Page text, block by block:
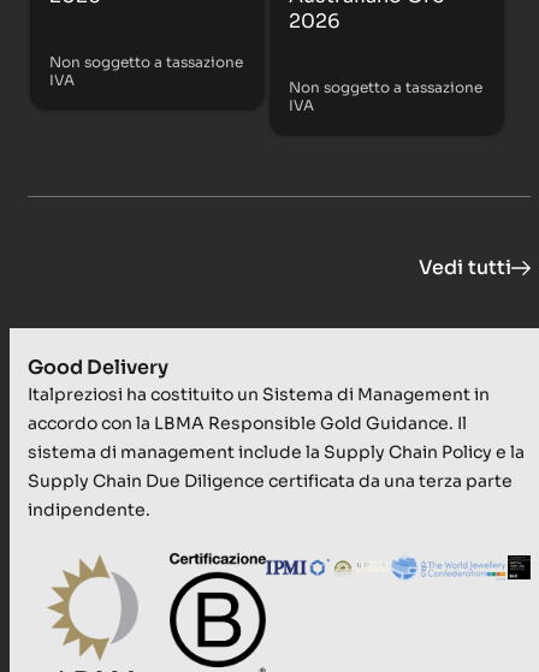
Non soggetto a tassazione
IVA
2026
Non soggetto a tassazione
IVA
Vedi tutti
Good Delivery
Italpreziosi ha costituito un Sistema di Management in
accordo con la LBMA Responsible Gold Guidance. Il
sistema di management include la Supply Chain Policy e la
Supply Chain Due Diligence certificata da una terza parte
indipendente.